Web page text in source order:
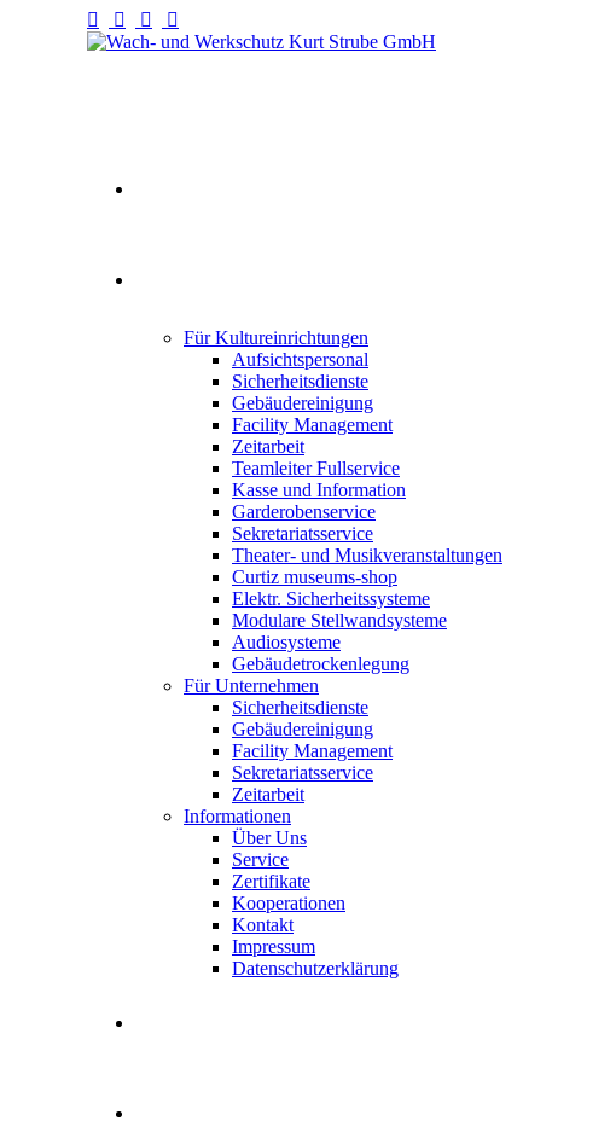
Für Kultureinrichtungen
Aufsichtspersonal
Sicherheitsdienste
Gebäudereinigung
Facility Management
Zeitarbeit
Teamleiter Fullservice
Kasse und Information
Garderobenservice
Sekretariatsservice
Theater- und Musikveranstaltungen
Curtiz museums-shop
Elektr. Sicherheitssysteme
Modulare Stellwandsysteme
Audiosysteme
Gebäudetrockenlegung
Für Unternehmen
Sicherheitsdienste
Gebäudereinigung
Facility Management
Sekretariatsservice
Zeitarbeit
Informationen
Über Uns
Service
Zertifikate
Kooperationen
Kontakt
Impressum
Datenschutzerklärung